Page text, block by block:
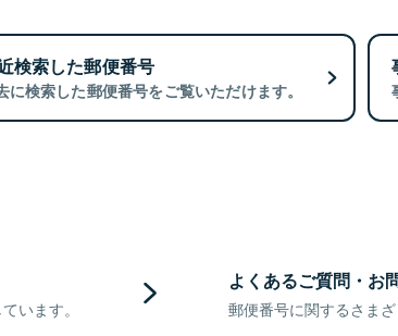
検索した郵便番号
に検索した郵便番号をご覧いただけます。
います。
よくあるご質問・お
郵便番号に関するさま